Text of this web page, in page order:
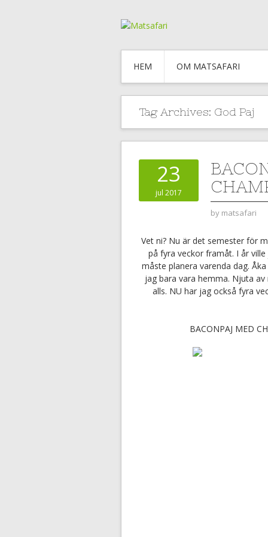
HEM OM MATSAFARI
Tag Archives: God Paj
23
jul 2017
by matsafari
Vet ni? Nu är det semester för
på fyra veckor framåt. I år
måste planera varenda dag.
jag bara vara hemma. Njuta
alls. NU har jag också fyra
BACONPAJ MED